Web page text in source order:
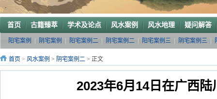
《葬 书》注 解
广西南宁地区一葬地水聚天心
首页 古籍臻萃 学术及论点 风水案例 风水地理 疑问解答
阳宅案例 阴宅案例 阳宅案例二 阴宅案例二 阳宅案例三 阴宅案例三
首页 > 风水案例 > 阴宅案例二 > 正文
2023年6月14日在广西陆